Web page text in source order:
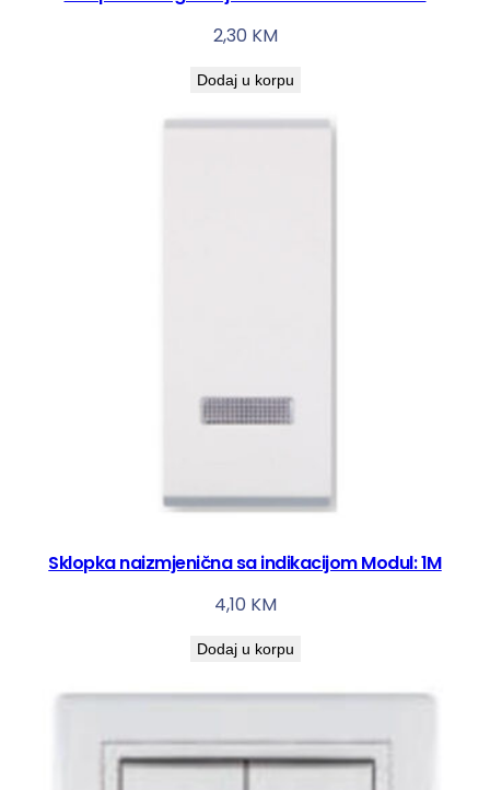
2,30 KM
Dodaj u korpu
Sklopka naizmjenična sa indikacijom Modul: 1M
4,10 KM
Dodaj u korpu